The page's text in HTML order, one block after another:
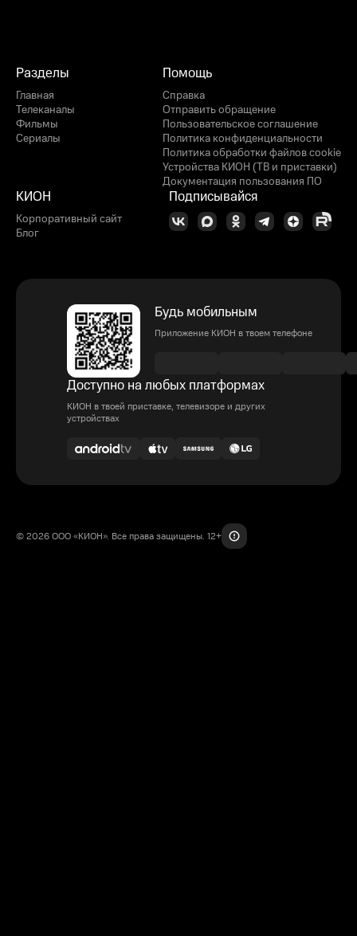
Разделы
Главная
Телеканалы
Фильмы
Сериалы
Помощь
Справка
Отправить обращение
Пользовательское соглашение
Политика конфиденциальности
Политика обработки файлов cookie
Устройства КИОН (ТВ и приставки)
Документация пользования ПО
КИОН
Корпоративный сайт
Блог
Подписывайся
Будь мобильным
Приложение КИОН в твоем телефоне
Доступно на любых платформах
КИОН в твоей приставке, телевизоре и других
устройствах
© 2026 ООО «КИОН». Все права защищены. 12+